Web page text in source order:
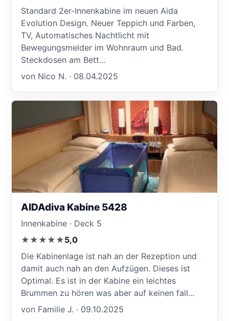
Standard 2er-Innenkabine im neuen Aida
Evolution Design. Neuer Teppich und Farben,
TV, Automatisches Nachtlicht mit
Bewegungsmelder im Wohnraum und Bad.
Steckdosen am Bett...
von Nico N. · 08.04.2025
AIDAdiva Kabine 5428
Innenkabine · Deck 5
★★★★★5,0
Die Kabinenlage ist nah an der Rezeption und
damit auch nah an den Aufzügen. Dieses ist
Optimal. Es ist in der Kabine ein leichtes
Brummen zu hören was aber auf keinen fall...
von Familie J. · 09.10.2025